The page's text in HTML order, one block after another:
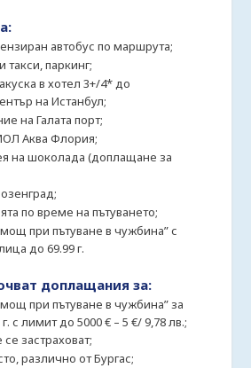
автобус по маршрута;
такси, паркинг;
в хотел 3+/4* до
на Истанбул;
на Галата порт;
Аква Флория;
на шоколада (доплащане за
по време на пътуването;
при пътуване в чужбина” с
до 69.99 г.
доплащания за:
при пътуване в чужбина” за
с лимит до 5000 € – 5 €/ 9,78 лв.;
застраховат;
различно от Бургас;